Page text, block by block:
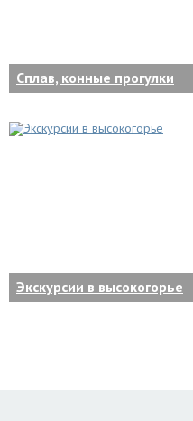
Сплав, конные прогулки
Экскурсии в высокогорье